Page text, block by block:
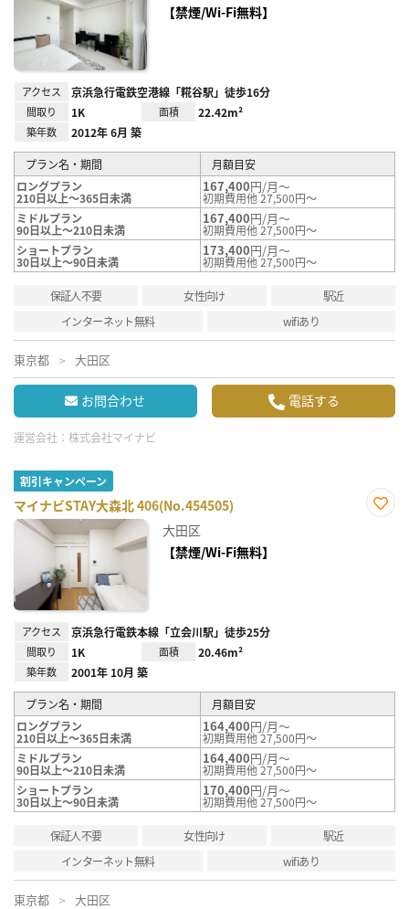
【禁煙/Wi-Fi無料】
アクセス 京浜急行電鉄空港線「糀谷駅」徒歩16分
間取り 1K 面積 22.42m²
築年数 2012年 6月 築
プラン名・期間
月額目安
ロングプラン
210日以上～365日未満
167,400円/月～
初期費用他 27,500円～
ミドルプラン
90日以上～210日未満
167,400円/月～
初期費用他 27,500円～
ショートプラン
30日以上～90日未満
173,400円/月～
初期費用他 27,500円～
保証人不要 女性向け
駅近
インターネット無料
wifiあり
東京都 大田区
お問合わせ 電話する
運営会社： 株式会社マイナビ
割引キャンペーン
マイナビSTAY大森北 406(No.454505)
大田区
【禁煙/Wi-Fi無料】
アクセス 京浜急行電鉄本線「立会川駅」徒歩25分
間取り 1K 面積 20.46m²
築年数 2001年 10月 築
プラン名・期間
月額目安
ロングプラン
210日以上～365日未満
164,400円/月～
初期費用他 27,500円～
ミドルプラン
90日以上～210日未満
164,400円/月～
初期費用他 27,500円～
ショートプラン
30日以上～90日未満
170,400円/月～
初期費用他 27,500円～
保証人不要 女性向け
駅近
インターネット無料
wifiあり
東京都 大田区